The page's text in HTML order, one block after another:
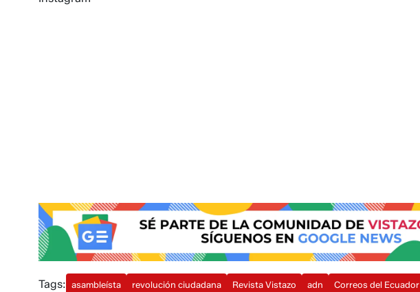
Tags: asambleísta revolución ciudadana Revista Vistazo adn Correos del Ecuador